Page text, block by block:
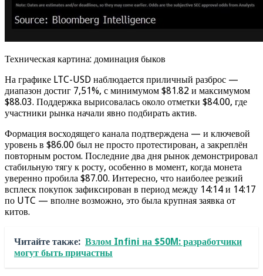
Техническая картина: доминация быков
На графике LTC-USD наблюдается приличный разброс —
диапазон достиг 7,51%, с минимумом $81.82 и максимумом
$88.03. Поддержка вырисовалась около отметки $84.00, где
участники рынка начали явно подбирать актив.
Формация восходящего канала подтверждена — и ключевой
уровень в $86.00 был не просто протестирован, а закреплён
повторным ростом. Последние два дня рынок демонстрировал
стабильную тягу к росту, особенно в момент, когда монета
уверенно пробила $87.00. Интересно, что наиболее резкий
всплеск покупок зафиксирован в период между 14:14 и 14:17
по UTC — вполне возможно, это была крупная заявка от
китов.
Читайте также: Взлом Infini на $50M: разработчики
могут быть причастны